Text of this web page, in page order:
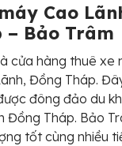
Cao
Bảo Trâm
cửa hàng thuê xe
Đồng Tháp.
đông đảo du
Đồng Tháp. Bảo
tốt cùng nhiều